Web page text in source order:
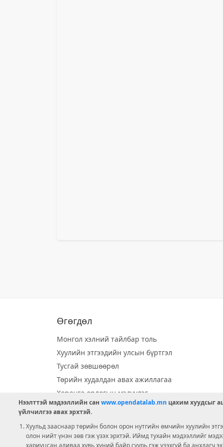
Өгөгдөл
Монгол хэлний тайлбар толь
Хуулийн этгээдийн улсын бүртгэл
Тусгай зөвшөөрөл
Төрийн худалдан авах ажиллагаа
Хөрөнгө орлогын мэдүүлэг
Орон нутгийн хөгжлийн сан
Ээлжит сонгууль
Нээлттэй мэдээллийн сан www.opendatalab.mn цахим хуудсыг
үйлчилгээ авах эрхтэй.
Хуульд зааснаар төрийн болон орон нутгийн өмчийн хуулийн
олон нийт үнэн зөв гэж үзэх эрхтэй. Иймд тухайн мэдээллийг
хариуцсан аливаа хувь хүний байр суурь гэж үзэхгүй ба анхдагч